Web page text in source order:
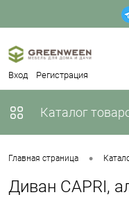
Вход Регистрация
Каталог
Главная страница •
Диван CAPRI,